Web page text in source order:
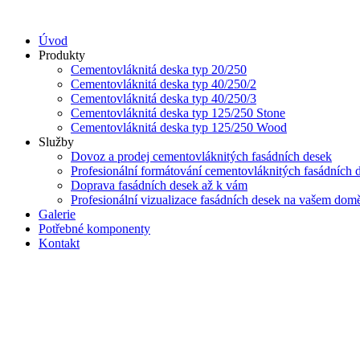
obsahuÚvod
Produkty
Cementovláknitá deska typ 20/250
Cementovláknitá deska typ 40/250/2
Cementovláknitá deska typ 40/250/3
Cementovláknitá deska typ 125/250 Stone
Cementovláknitá deska typ 125/250 Wood
Služby
Dovoz a prodej cementovláknitých fasádních desek
Profesionální formátování cementovláknitých fasádních
Doprava fasádních desek až k vám
Profesionální vizualizace fasádních desek na vašem
Galerie
Potřebné komponenty
Kontakt